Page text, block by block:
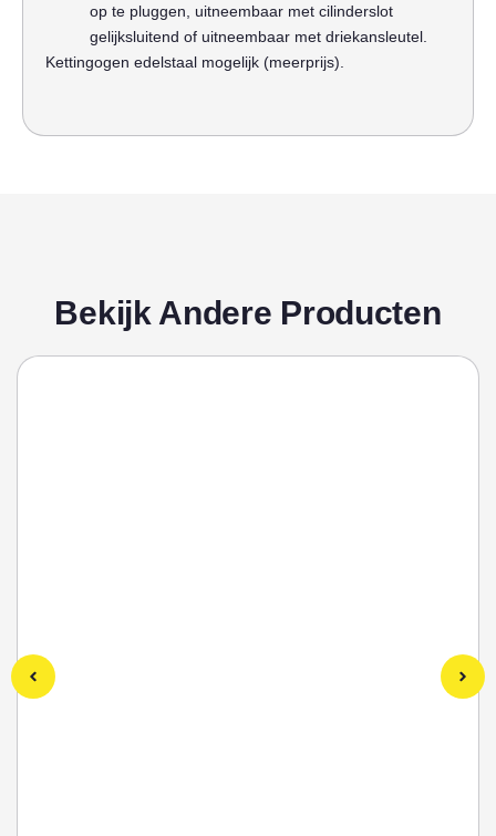
op te pluggen, uitneembaar met cilinderslot
gelijksluitend of uitneembaar met driekansleutel.
Kettingogen edelstaal mogelijk (meerprijs).
Bekijk Andere Producten